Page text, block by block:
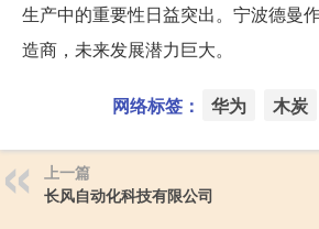
生产中的重要性日益突出。宁波德曼
造商，未来发展潜力巨大。
网络标签： 华为 木炭
上一篇
长风自动化科技有限公司